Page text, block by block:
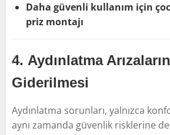
Daha güvenli kullanım için
priz montajı
4. Aydınlatma
Giderilmesi
Aydınlatma sorunları, yalnızca
aynı zamanda güvenlik risklerine